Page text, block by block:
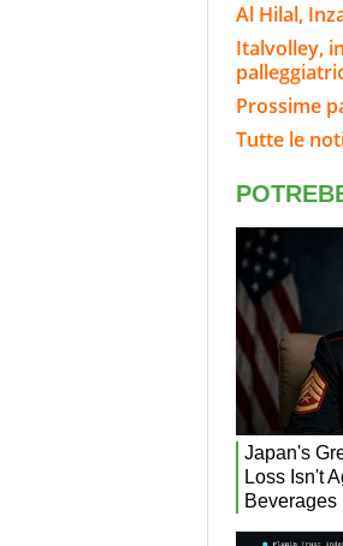
Al Hilal,
Italvolley,
Prossime
Tutte le